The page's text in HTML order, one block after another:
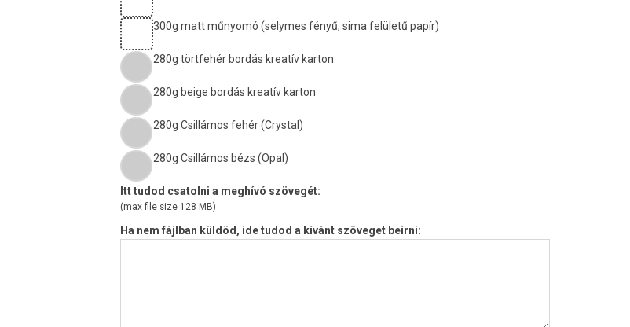
300g matt műnyomó (selymes fényű, sima felületű papír)
280g törtfehér bordás kreatív karton
280g beige bordás kreatív karton
280g Csillámos fehér (Crystal)
280g Csillámos bézs (Opal)
Itt tudod csatolni a meghívó szövegét:
(max file size 128 MB)
Ha nem fájlban küldöd, ide tudod a kívánt szöveget beírni: